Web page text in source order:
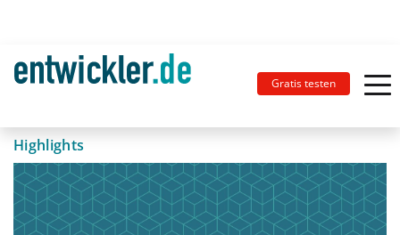
Gratis testen
Highlights